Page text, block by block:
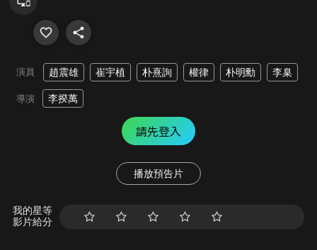
演員 趙震雄 崔宇植 朴熹詢 權律 朴明勳 李臬
導演 李揆萬
請先登入
播放預告片
我的星等
影片給分